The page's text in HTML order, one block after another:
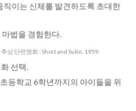
직이는 신체를 발견하도록 초대한
법을 경험한다.
상 단편영화 : Short and Suite, 1959.
선택.
등학교 6학년까지의 아이들을 위